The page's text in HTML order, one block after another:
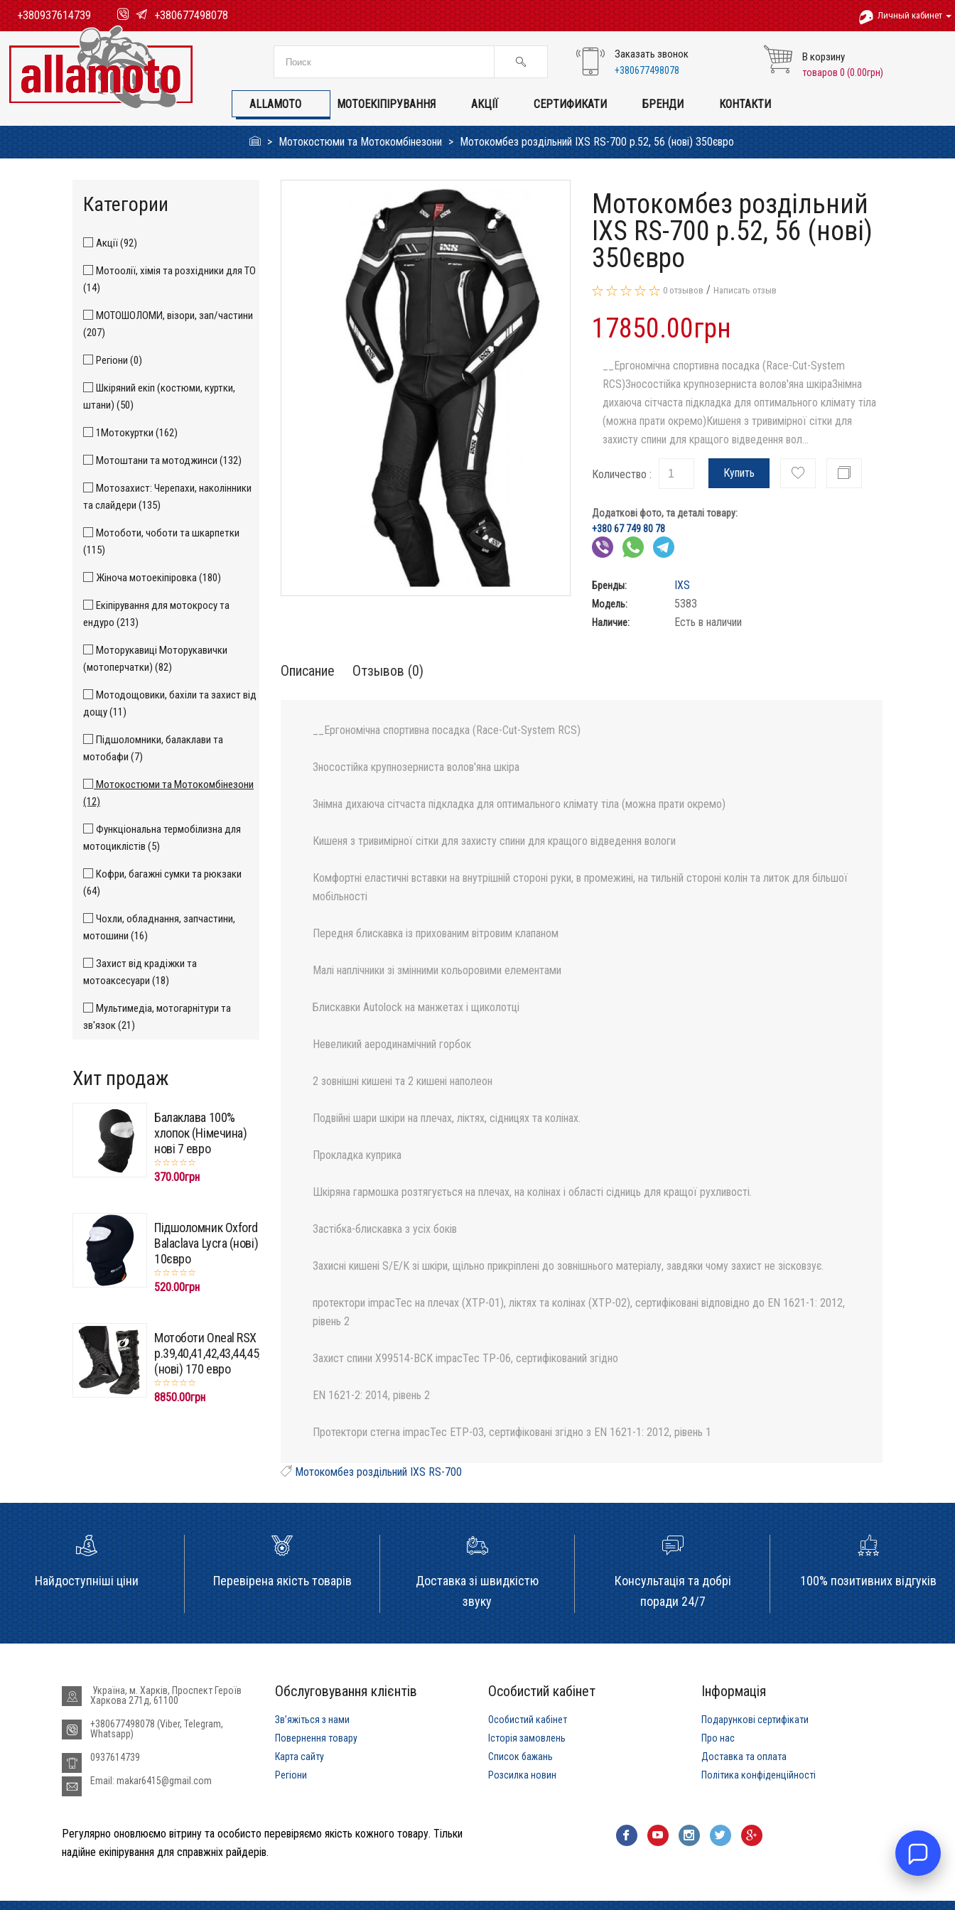
+380937614739 +380677498078 Личный кабинет
Заказать звонок
+380677498078
В корзину
товаров 0 (0.00грн)
ALLAMOTO МОТОЕКІПІРУВАННЯ АКЦІЇ СЕРТИФИКАТИ БРЕНДИ КОНТАКТИ
Мотокостюми та Мотокомбінезони Мотокомбез роздільний IXS RS-700 p.52, 56 (нові) 350євро
Категории
Акції (92)
Мотоолії, хімія та розхідники для ТО
(14)
МОТОШОЛОМИ, візори, зап/частини
(207)
Регіони (0)
Шкіряний екіп (костюми, куртки,
штани) (50)
1Мотокуртки (162)
Мотоштани та мотоджинси (132)
Мотозахист: Черепахи, наколінники
та слайдери (135)
Мотоботи, чоботи та шкарпетки
(115)
Жіноча мотоекіпіровка (180)
Екіпірування для мотокросу та
ендуро (213)
Моторукавиці Моторукавички
(мотоперчатки) (82)
Мотодощовики, бахіли та захист від
дощу (11)
Підшоломники, балаклави та
мотобафи (7)
Мотокостюми та Мотокомбінезони
(12)
Функціональна термобілизна для
мотоциклістів (5)
Кофри, багажні сумки та рюкзаки
(64)
Чохли, обладнання, запчастини,
мотошини (16)
Захист від крадіжки та
мотоаксесуари (18)
Мультимедіа, мотогарнітури та
зв'язок (21)
Хит продаж
Балаклава 100%
хлопок (Німечина)
нові 7 евро
370.00грн
Підшоломник Oxford
Balaclava Lycra (нові)
10євро
520.00грн
Мотоботи Oneal RSX
p.39,40,41,42,43,44,45,46,47
(нові) 170 евро
8850.00грн
Мотокомбез роздільний
IXS RS-700 p.52, 56 (нові)
350євро
0 отзывов / Написать отзыв
17850.00грн
__Ергономічна спортивна посадка (Race-Cut-System
RCS)Зносостійка крупнозерниста волов'яна шкіраЗнімна
дихаюча сітчаста підкладка для оптимального клімату тіла
(можна прати окремо)Кишеня з тривимірної сітки для
захисту спини для кращого відведення вол...
Количество : Купить
Додаткові фото, та деталі товару:
+380 67 749 80 78
Бренды: IXS
Модель: 5383
Наличие: Есть в наличии
Описание Отзывов (0)
__Ергономічна спортивна посадка (Race-Cut-System RCS)
Зносостійка крупнозерниста волов'яна шкіра
Знімна дихаюча сітчаста підкладка для оптимального клімату тіла (можна прати окремо)
Кишеня з тривимірної сітки для захисту спини для кращого відведення вологи
Комфортні еластичні вставки на внутрішній стороні руки, в промежині, на тильній стороні колін та литок для більшої
мобільності
Передня блискавка із прихованим вітровим клапаном
Малі наплічники зі змінними кольоровими елементами
Блискавки Autolock на манжетах і щиколотці
Невеликий аеродинамічний горбок
2 зовнішні кишені та 2 кишені наполеон
Подвійні шари шкіри на плечах, ліктях, сідницях та колінах.
Прокладка куприка
Шкіряна гармошка розтягується на плечах, на колінах і області сідниць для кращої рухливості.
Застібка-блискавка з усіх боків
Захисні кишені S/E/K зі шкіри, щільно прикріплені до зовнішнього матеріалу, завдяки чому захист не зісковзує.
протектори impacTec на плечах (XTP-01), ліктях та колінах (XTP-02), сертифіковані відповідно до EN 1621-1: 2012,
рівень 2
Захист спини X99514-BCK impacTec TP-06, сертифікований згідно
EN 1621-2: 2014, рівень 2
Протектори стегна impacTec ETP-03, сертифіковані згідно з EN 1621-1: 2012, рівень 1
Мотокомбез роздільний IXS RS-700
Найдоступніші ціни Перевірена якість товарів
Доставка зі швидкістю
звуку
Консультація та добрі
поради 24/7
100% позитивних відгуків
Україна, м. Харків, Проспект Героїв
Харкова 271д, 61100
+380677498078 (Viber, Telegram,
Whatsapp)
0937614739
Email: makar6415@gmail.com
Обслуговування клієнтів
Звʼяжіться з нами
Повернення товару
Карта сайту
Регіони
Особистий кабінет
Особистий кабінет
Історія замовлень
Список бажань
Розсилка новин
Інформація
Подарункові сертифікати
Про нас
Доставка та оплата
Політика конфіденційності
Регулярно оновлюємо вітрину та особисто перевіряємо якість кожного товару. Тільки
надійне екіпірування для справжніх райдерів.